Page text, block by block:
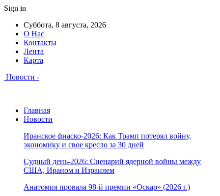
Sign in
Суббота, 8 августа, 2026
О Нас
Контакты
Лента
Карта
Новости -
Главная
Новости
Иранское фиаско-2026: Как Трамп потерял войну,
экономику и свое кресло за 30 дней
Судный день-2026: Сценарий ядерной войны между
США, Ираном и Израилем
Анатомия провала 98-й премии «Оскар» (2026 г.)